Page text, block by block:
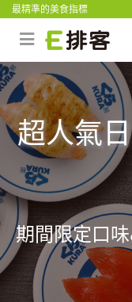
最精準的美食指標
超人氣
期間限定口